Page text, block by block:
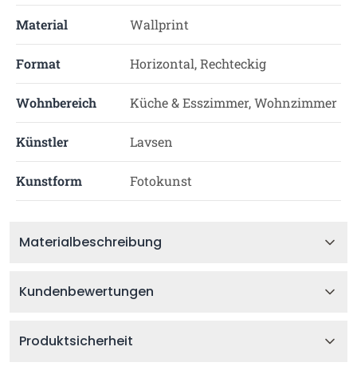
Material Wallprint
Format Horizontal, Rechteckig
Wohnbereich Küche & Esszimmer, Wohnzimmer
Künstler Lavsen
Kunstform Fotokunst
Materialbeschreibung
Kundenbewertungen
Produktsicherheit